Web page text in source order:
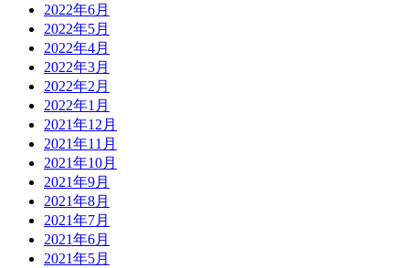
2022年6月
2022年5月
2022年4月
2022年3月
2022年2月
2022年1月
2021年12月
2021年11月
2021年10月
2021年9月
2021年8月
2021年7月
2021年6月
2021年5月